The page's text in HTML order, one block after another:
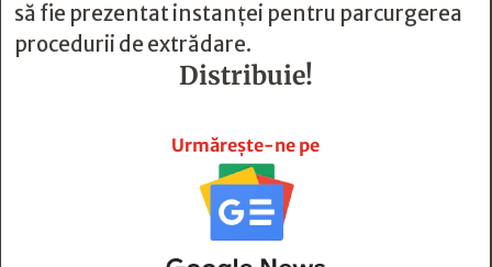
să fie prezentat instanţei pentru parcurgerea
procedurii de extrădare.
Distribuie!
Urmărește-ne pe